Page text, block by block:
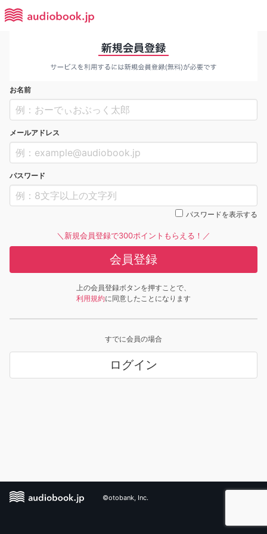
お名前
メールアドレス
パスワード
パスワードを表示する
＼新規会員登録で300ポイントもらえる！／
会員登録
上の会員登録ボタンを押すことで、
利用規約に同意したことになります
すでに会員の場合
ログイン
©otobank, Inc.